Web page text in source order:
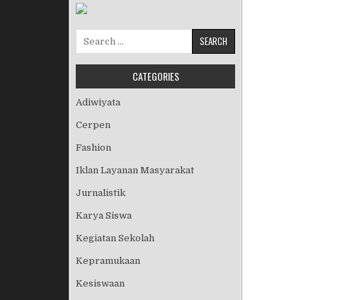
Search for:
CATEGORIES
Adiwiyata
Cerpen
Fashion
Iklan Layanan Masyarakat
Jurnalistik
Karya Siswa
Kegiatan Sekolah
Kepramukaan
Kesiswaan